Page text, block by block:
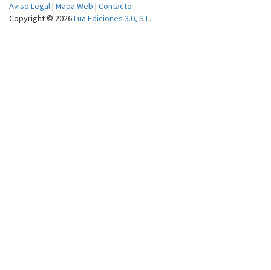
Aviso Legal| Mapa Web | Contacto
Copyright © 2026Lua Ediciones 3.0, S.L.